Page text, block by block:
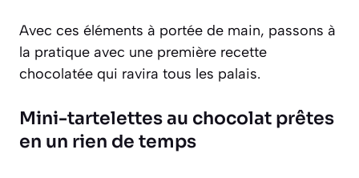
Avec ces éléments à portée de main, passons à
la pratique avec une première recette
chocolatée qui ravira tous les palais.
Mini-tartelettes au chocolat prêtes
en un rien de temps